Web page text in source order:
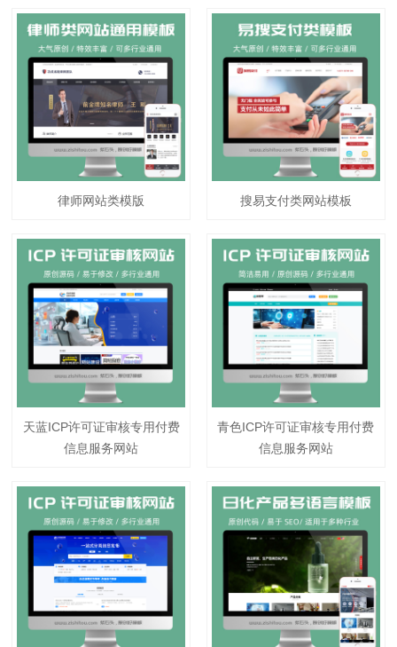
律师网站类模版 搜易支付类网站模板
天蓝ICP许可证审核专用付费
信息服务网站
青色ICP许可证审核专用付费
信息服务网站